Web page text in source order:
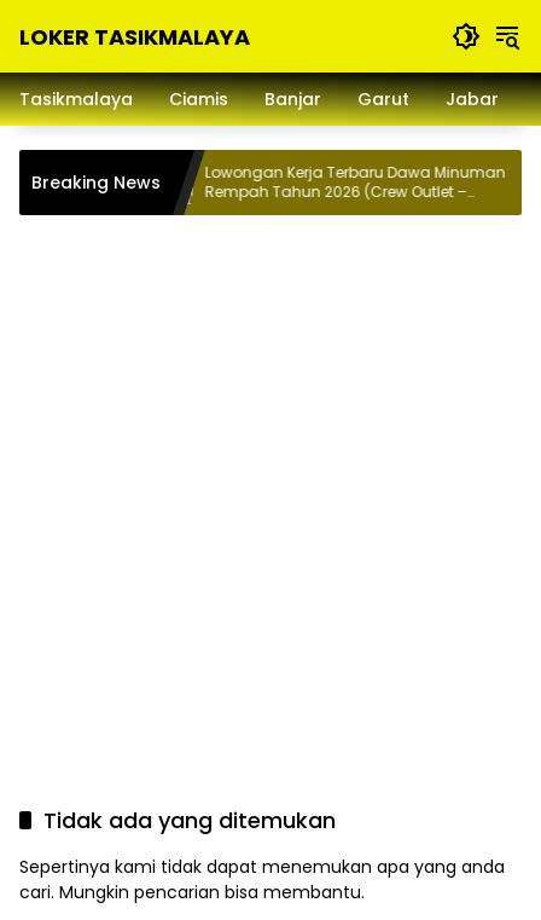
LOKER TASIKMALAYA
Lowongan
Kerja
Sekitarna
Tasikmalaya Ciamis Banjar Garut Jabar
Breaking News
Hijab
Lowongan Kerja Terbaru Dawa Minuman
Rempah Tahun 2026 (Crew Outlet –
Penempatan JABODETABEK)
Tidak ada yang ditemukan
Sepertinya kami tidak dapat menemukan apa yang anda
cari. Mungkin pencarian bisa membantu.